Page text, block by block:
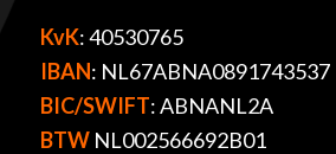
KvK: 40530765
IBAN: NL67ABNA0891743537
BIC/SWIFT: ABNANL2A
BTWNL002566692B01